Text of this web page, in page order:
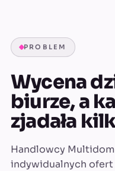
PROBLEM
Wycena
biurze, a
zjadała
Handlowcy
indywidualnych ofert